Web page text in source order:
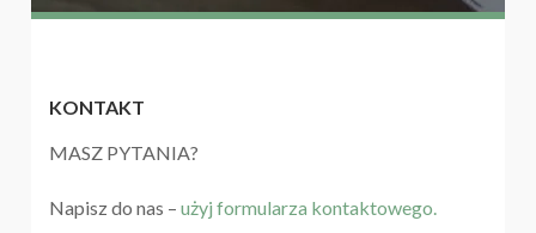
KONTAKT
MASZ PYTANIA?
Napisz do nas – użyj formularza kontaktowego.